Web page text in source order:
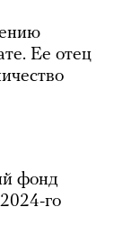
Ее отец
фонд
го